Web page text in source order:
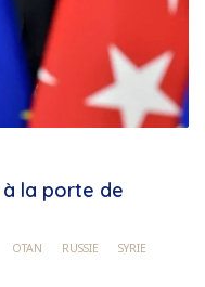
la porte de
OTAN RUSSIE
SYRIE